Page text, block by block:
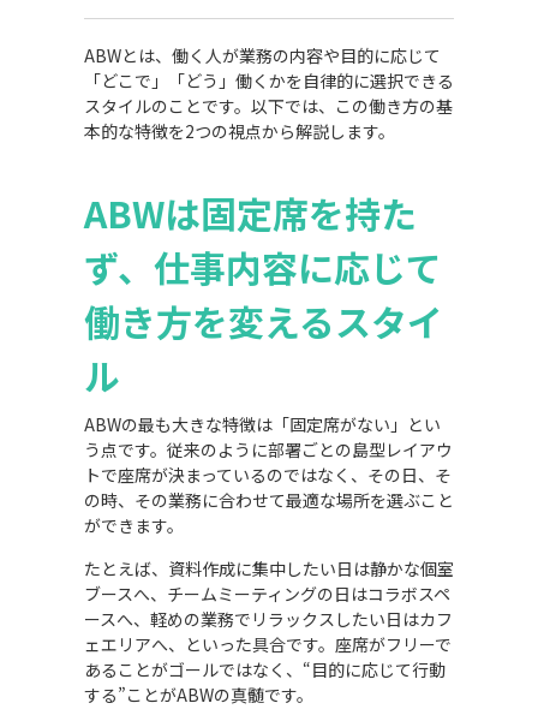
ABWとは、働く人が業務の内容や目的に応じて
「どこで」「どう」働くかを自律的に選択できる
スタイルのことです。以下では、この働き方の基
本的な特徴を2つの視点から解説します。
ABWは固定席を持た
ず、仕事内容に応じて
働き方を変えるスタイ
ル
ABWの最も大きな特徴は「固定席がない」とい
う点です。従来のように部署ごとの島型レイアウ
トで座席が決まっているのではなく、その日、そ
の時、その業務に合わせて最適な場所を選ぶこと
ができます。
たとえば、資料作成に集中したい日は静かな個室
ブースへ、チームミーティングの日はコラボスペ
ースへ、軽めの業務でリラックスしたい日はカフ
ェエリアへ、といった具合です。座席がフリーで
あることがゴールではなく、“目的に応じて行動
する”ことがABWの真髄です。